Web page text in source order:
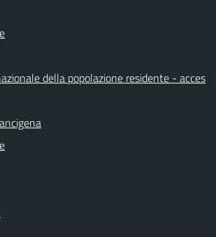
della popolazione residente - acces